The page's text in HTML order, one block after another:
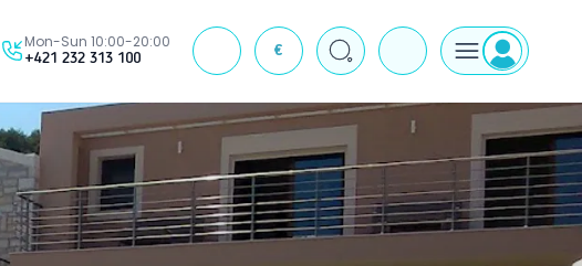
Mon-Sun 10:00-20:00
+421 232 313 100 € J